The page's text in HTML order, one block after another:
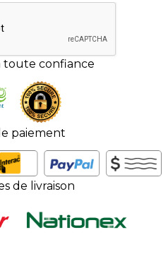
toute confiance
paiement
de livraison